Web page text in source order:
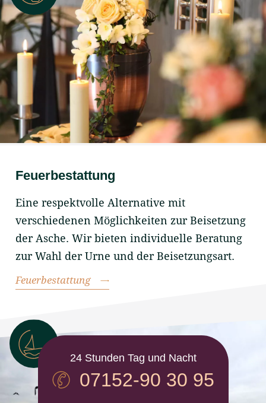
Feuerbestattung
Eine respektvolle Alternative mit
verschiedenen Möglichkeiten zur Beisetzung
der Asche. Wir bieten individuelle Beratung
zur Wahl der Urne und der Beisetzungsart.
Feuerbestattung
24 Stunden Tag und Nacht
07152-90 30 95